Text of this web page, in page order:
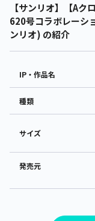
【サンリオ】【Aク
620号コラボレーシ
ンリオ) の紹介
IP・作品名
種類
サイズ
発売元